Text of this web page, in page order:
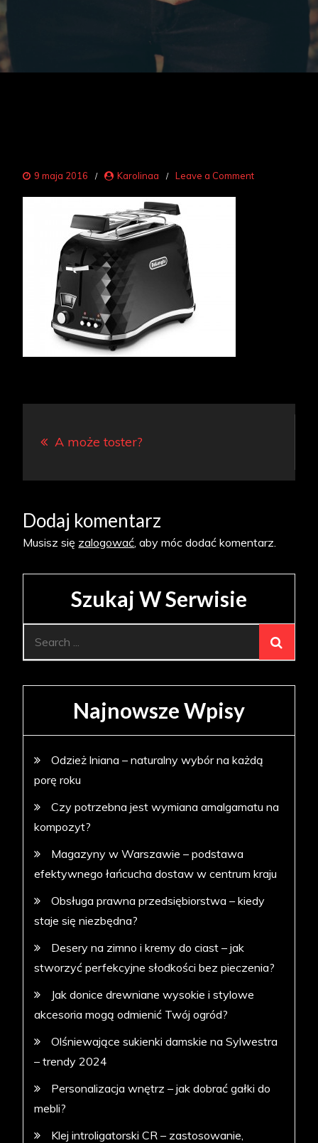
9 maja 2016 Karolinaa Leave a Commenton
A może toster?
Dodaj komentarz
Musisz się zalogować, aby móc dodać komentarz.
Szukaj W Serwisie
Najnowsze Wpisy
Odzież lniana – naturalny wybór na każdą
porę roku
Czy potrzebna jest wymiana amalgamatu na
kompozyt?
Magazyny w Warszawie – podstawa
efektywnego łańcucha dostaw w centrum kraju
Obsługa prawna przedsiębiorstwa – kiedy
staje się niezbędna?
Desery na zimno i kremy do ciast – jak
stworzyć perfekcyjne słodkości bez pieczenia?
Jak donice drewniane wysokie i stylowe
akcesoria mogą odmienić Twój ogród?
Olśniewające sukienki damskie na Sylwestra
– trendy 2024
Personalizacja wnętrz – jak dobrać gałki do
mebli?
Klej introligatorski CR – zastosowanie,